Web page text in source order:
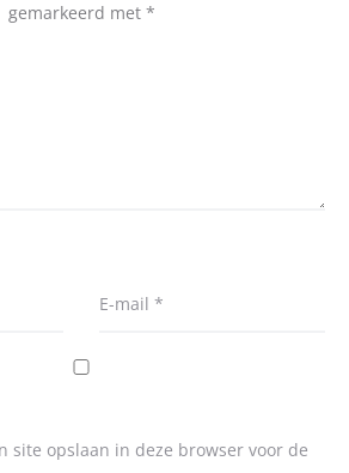
gemarkeerd met *
E-mail *
site opslaan in deze browser voor de